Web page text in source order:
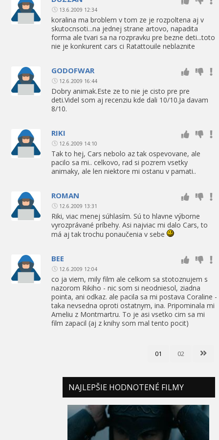
13.6.2009 12:34
koralina ma broblem v tom ze je rozpoltena aj v
skutocnsoti...na jednej strane artovo, napadita
forma ale tvari sa na rozpravku pre bezne deti...toto
nie je konkurent cars ci Ratattouile neblaznite
GODOFWAR
12.6.2009 16:44
Dobry animak.Este ze to nie je cisto pre pre
deti.Videl som aj recenziu kde dali 10/10.Ja davam
8/10.
RIKI
12.6.2009 14:10
Tak to hej, Cars nebolo az tak ospevovane, ale
pacilo sa mi.. celkovo, rad si pozrem vsetky
animaky, ale len niektore mi ostanu v pamati..
ROMAN
12.6.2009 13:31
Riki, viac menej súhlasím. Sú to hlavne výborne
vyrozprávané príbehy. Asi najviac mi dalo Cars, to
má aj tak trochu ponaučenia v sebe
BEE
12.6.2009 12:04
co ja viem, mily film ale celkom sa stotoznujem s
nazorom Rikiho - nic som si neodniesol, ziadna
pointa, ani odkaz. ale pacila sa mi postava Coraline -
taka nevsedna oproti ostatnym, ina. Pripominala mi
Ameliu z Montmartru. To je asi vsetko cim sa mi
film zapacil (aj z knihy som mal tento pocit)
01 02
NAJLEPŠIE HODNOTENÉ FILMY